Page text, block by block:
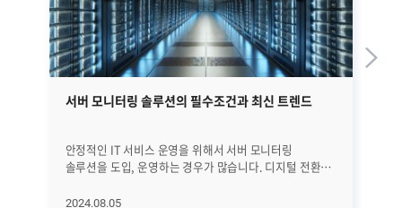
서버 모니터링 솔루션의 필수조건과 최신 트렌드
안정적인 IT 서비스 운영을 위해서 서버 모니터링
솔루션을 도입, 운영하는 경우가 많습니다. 디지털 전환과
인해서 더욱 다양한 IT 서비스가 운용되고 그를 뒷받침할
2024.08.05